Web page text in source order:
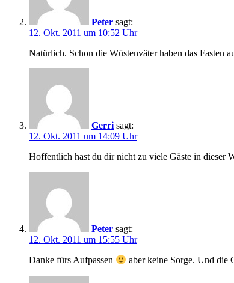
Peter sagt:
12. Okt. 2011 um 10:52 Uhr
Natürlich. Schon die Wüstenväter haben das Fasten
Gerri sagt:
12. Okt. 2011 um 14:09 Uhr
Hoffentlich hast du dir nicht zu viele Gäste in dieser
Peter sagt:
12. Okt. 2011 um 15:55 Uhr
Danke fürs Aufpassen aber keine Sorge. Und die